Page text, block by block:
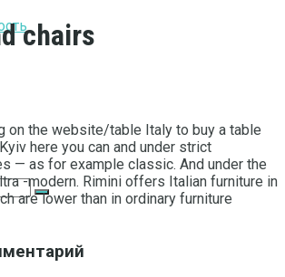
chairs
on the website/table Italy to buy a table
here you can and under strict
— as for example classic. And under the
-modern. Rimini offers Italian furniture in
are lower than in ordinary furniture